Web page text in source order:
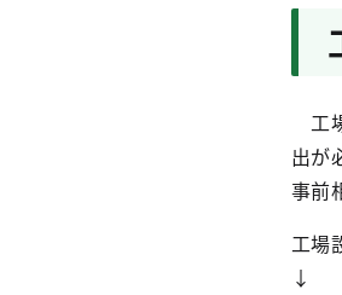
工
出が
事前
工場
↓